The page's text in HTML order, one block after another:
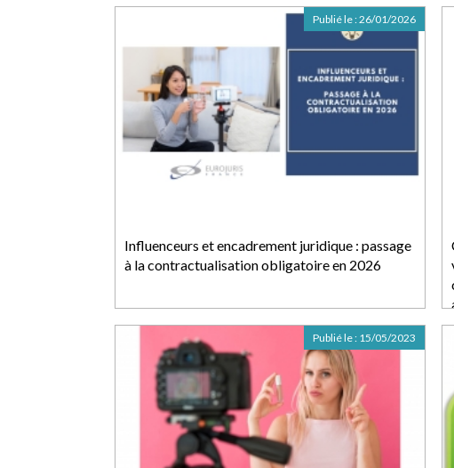
Influenceurs et encadrement juridique : passage
à la contractualisation obligatoire en 2026
Publié le :26/01/2026
Publié le : 15/05/2023